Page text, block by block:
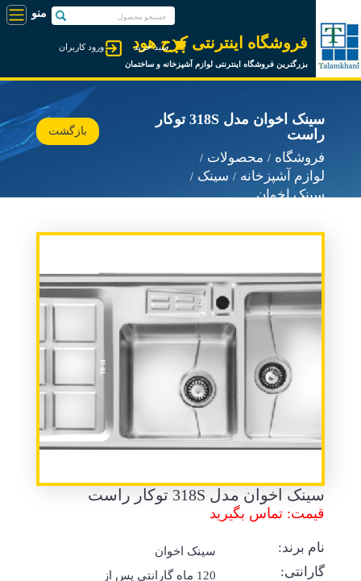
فروشگاه اینترنتی کرج هود
بزرگترین فروشگاه اینترنتی لوازم آشپزخانه و ساختمان
ورود کاربران سبد خرید
سینک اخوان مدل 318S توکار
راست
فروشگاه
محصولات
لوازم آشپزخانه
سینک
سینک اخوان
بازگشت
سینک اخوان مدل 318S توکار راست
قیمت: تماس بگیرید
نام برند: سینک اخوان
گارانتی:
120 ماه گارانتی پس از